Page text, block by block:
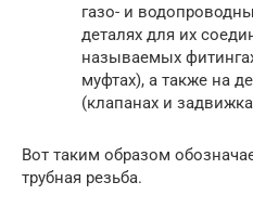
газо- и
деталях для их
называемых
муфтах), а также на
(клапанах и
Вот таким образом
трубная резьба.